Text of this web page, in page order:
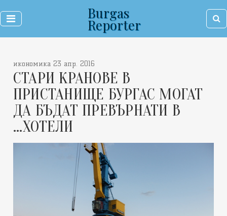
Burgas
Reporter
икономика 23 апр. 2016
СТАРИ КРАНОВЕ В
ПРИСТАНИЩЕ БУРГАС МОГАТ
ДА БЪДАТ ПРЕВЪРНАТИ В
...ХОТЕЛИ